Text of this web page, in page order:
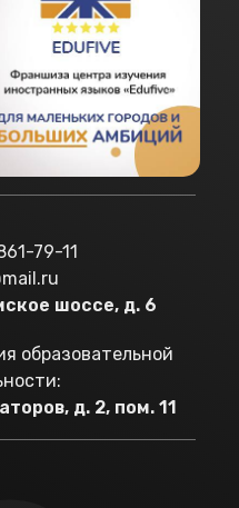
79-11
шоссе, д. 6
образовательной
д. 2, пом. 11